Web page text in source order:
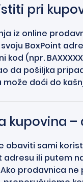
pri
iz online
BoxPoint
(npr.
da pošiljka
može doći do
kupovina –
obaviti sami
adresu ili putem
prodavnica ne